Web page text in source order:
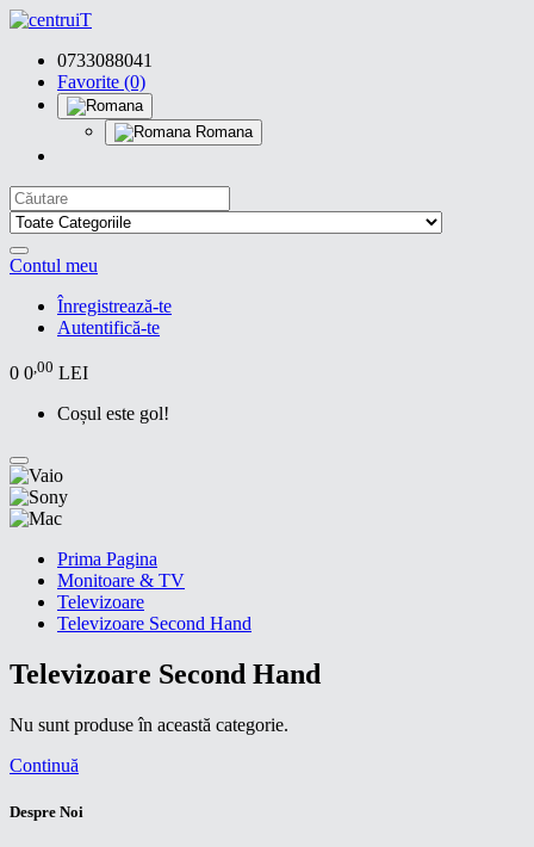
0733088041
Favorite (0)
Romana
Contul meu
Înregistrează-te
Autentifică-te
0 0,00 LEI
Coșul este gol!
Prima Pagina
Monitoare & TV
Televizoare
Televizoare Second Hand
Televizoare Second Hand
Nu sunt produse în această categorie.
Continuă
Despre Noi